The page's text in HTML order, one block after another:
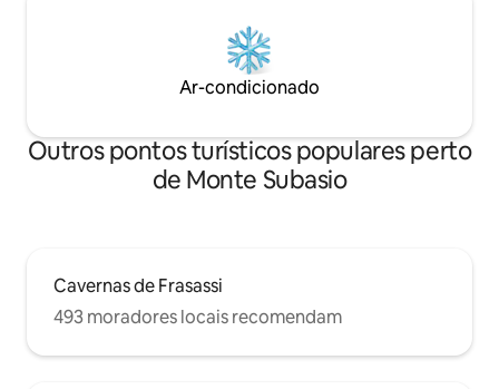
Ar-condicionado
Outros pontos turísticos populares perto
de Monte Subasio
Cavernas de Frasassi
493 moradores locais recomendam